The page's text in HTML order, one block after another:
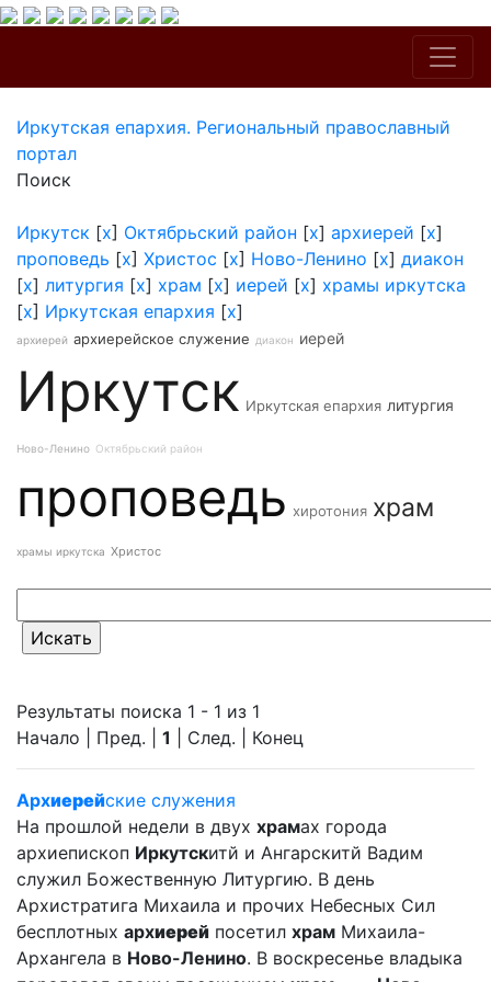
Иркутская епархия. Региональный православный
портал
Поиск
Иркутск [x] Октябрьский район [x] архиерей [x]
проповедь [x] Христос [x] Ново-Ленино [x] диакон
[x] литургия [x] храм [x] иерей [x] храмы иркутска
[x] Иркутская епархия [x]
архиерей архиерейское служение диакон иерей
Иркутск Иркутская епархия литургия
Ново-Ленино Октябрьский район
проповедь хиротония храм
храмы иркутска Христос
Результаты поиска 1 - 1 из 1
Начало | Пред. | 1 | След. | Конец
Архиерейские служения
На прошлой недели в двух храмах города
архиепископ Иркутскитй и Ангарскитй Вадим
служил Божественную Литургию. В день
Архистратига Михаила и прочих Небесных Сил
бесплотных архиерей посетил храм Михаила-
Архангела в Ново-Ленино. В воскресенье владыка